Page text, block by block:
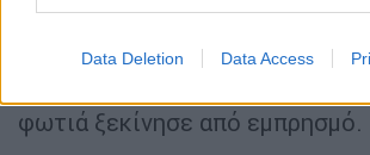
Data Deletion Data Access
Προστασίας,Βασίλη Κικίλια
φωτιά ξεκίνησε από εμπρησμό.